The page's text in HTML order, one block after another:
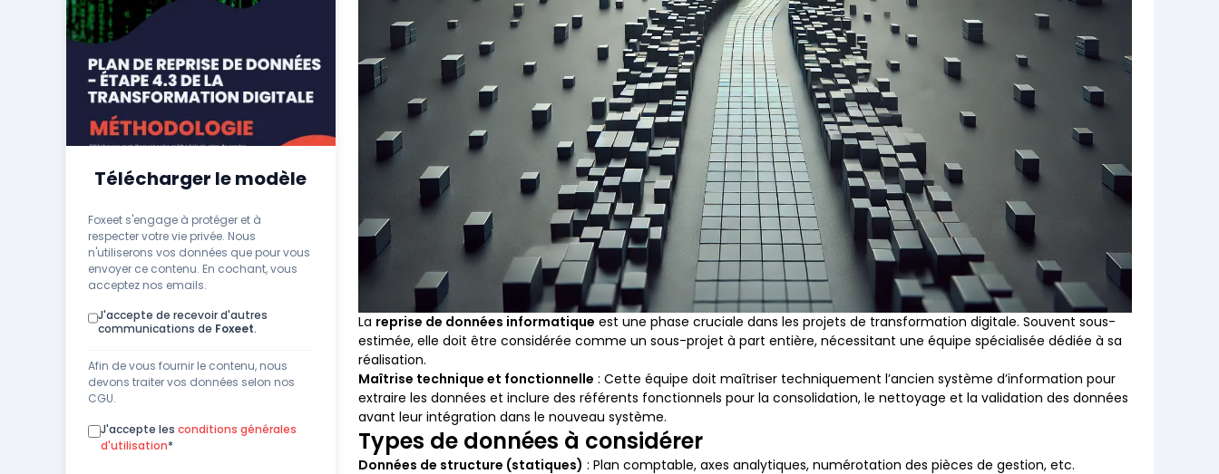
La reprise de données informatique est une phase cruciale dans les projets de transformation digitale. Souvent sous-
estimée, elle doit être considérée comme un sous-projet à part entière, nécessitant une équipe spécialisée dédiée à sa
réalisation.
Maîtrise technique et fonctionnelle : Cette équipe doit maîtriser techniquement l’ancien système d’information pour
extraire les données et inclure des référents fonctionnels pour la consolidation, le nettoyage et la validation des données
avant leur intégration dans le nouveau système.
Types de données à considérer
Données de structure (statiques) : Plan comptable, axes analytiques, numérotation des pièces de gestion, etc.
Télécharger le modèle
Foxeet s'engage à protéger et à
respecter votre vie privée. Nous
n'utiliserons vos données que pour vous
envoyer ce contenu. En cochant, vous
acceptez nos emails.
J'accepte de recevoir d'autres
communications de Foxeet.
Afin de vous fournir le contenu, nous
devons traiter vos données selon nos
CGU.
J'accepte les conditions générales
d'utilisation*